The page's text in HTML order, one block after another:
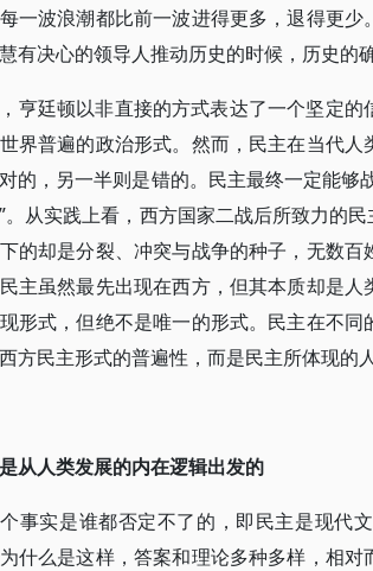
一波浪潮都比前一波进得更多，退得更
有决心的领导人推动历史的时候，历史的
亨廷顿以非直接的方式表达了一个坚定
界普遍的政治形式。然而，民主在当代
的，另一半则是错的。民主最终一定能够
。从实践上看，西方国家二战后所致力的
的却是分裂、冲突与战争的种子，无数
主虽然最先出现在西方，但其本质却是
形式，但绝不是唯一的形式。民主在不
方民主形式的普遍性，而是民主所体现的
从人类发展的内在逻辑出发的
事实是谁都否定不了的，即民主是现代
什么是这样，答案和理论多种多样，相